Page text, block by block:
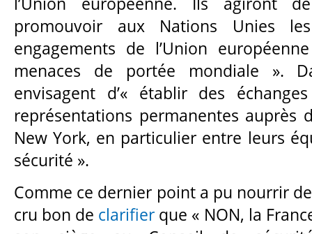
promouvoir aux Nations Unies
engagements de l’Union
menaces de portée mondiale ».
envisagent d’« établir des
représentations permanentes auprès
New York, en particulier entre leurs
sécurité ».
Comme ce dernier point a pu nourrir
cru bon de clarifier que « NON, la